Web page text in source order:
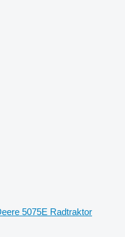
5075E Radtraktor